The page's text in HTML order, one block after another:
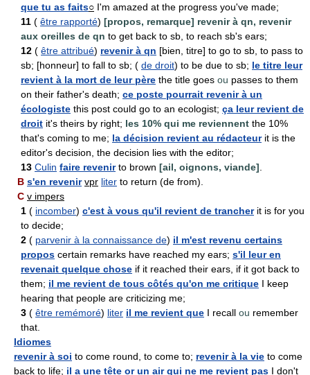
que tu as faits○ I'm amazed at the progress you've made;
11 ( être rapporté) [propos, remarque] revenir à qn, revenir
aux oreilles de qn to get back to sb, to reach sb's ears;
12 ( être attribué) revenir à qn [bien, titre] to go to sb, to pass to
sb; [honneur] to fall to sb; ( de droit) to be due to sb; le titre leur
revient à la mort de leur père the title goes ou passes to them
on their father's death; ce poste pourrait revenir à un
écologiste this post could go to an ecologist; ça leur revient de
droit it's theirs by right; les 10% qui me reviennent the 10%
that's coming to me; la décision revient au rédacteurit is the
editor's decision, the decision lies with the editor;
13 Culin faire revenirto brown [ail, oignons, viande]
B s'en revenir vpr liter to return (de from).
C v impers
1 ( incomber) c'est à vous qu'il revient de trancherit is for you
to decide;
2 ( parvenir à la connaissance de) il m'est revenu certains
propos certain remarks have reached my ears; s'il leur en
revenait quelque chose if it reached their ears, if it got back to
them; il me revient de tous côtés qu'on me critique I keep
hearing that people are criticizing me;
3 ( être remémoré) liter il me revient que I recall ou remember
that.
Idiomes
revenir à soi to come round, to come to; revenir à la vie to come
back to life; il a une tête or un air qui ne me revient pas I don't